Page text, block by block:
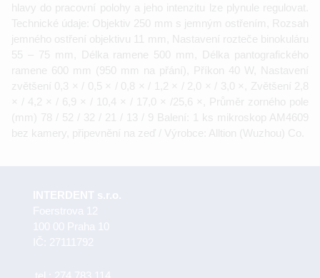
hlavy do pracovní polohy a jeho intenzitu lze plynule regulovat.
Technické údaje: Objektiv 250 mm s jemným ostřením, Rozsah
jemného ostření objektivu 11 mm, Nastavení rozteče binokuláru
55 – 75 mm, Délka ramene 500 mm, Délka pantografického
ramene 600 mm (950 mm na přání), Příkon 40 W, Nastavení
zvětšení 0,3 × / 0,5 × / 0,8 × / 1,2 × / 2,0 × / 3,0 ×, Zvětšení 2,8
× / 4,2 × / 6,9 × / 10,4 × / 17,0 × /25,6 ×, Průměr zorného pole
(mm) 78 / 52 / 32 / 21 / 13 / 9 Balení: 1 ks mikroskop AM4609
bez kamery, připevnění na zeď / Výrobce: Alltion (Wuzhou) Co.